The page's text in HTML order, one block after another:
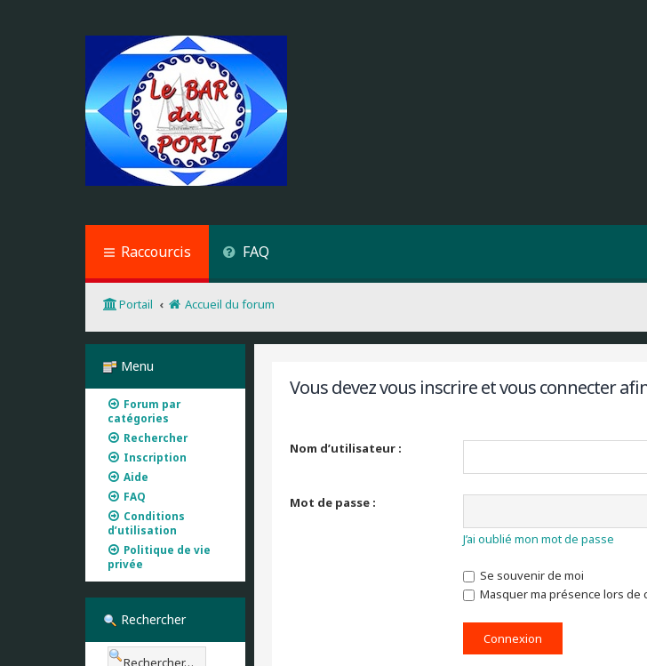
Raccourcis FAQ
Portail Accueil du forum
Vous devez vous inscrire et vous connecter
Nom d’utilisateur :
Mot de passe :
J’ai oublié mon mot de passe
Se souvenir de moi
Masquer ma présence lors de
Menu
Forum par
catégories
Rechercher
Inscription
Aide
FAQ
Conditions
d’utilisation
Politique de vie
privée
Rechercher